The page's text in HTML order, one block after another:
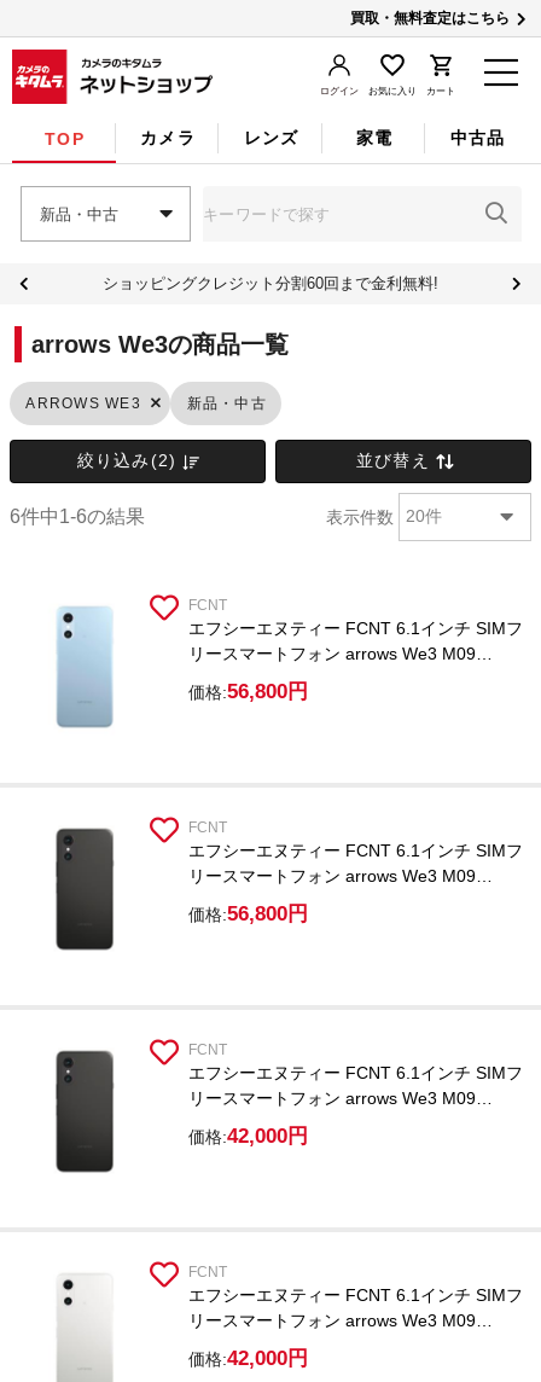
買取・無料査定はこちら
ログイン お気に入り カート
TOP カメラ レンズ 家電 中古品
新品・中古
ショッピングクレジット分割60回まで金利無料!
arrows We3の商品一覧
ARROWS WE3 新品・中古
絞り込み(2) 並び替え
6件中1-6の結果 表示件数 20件
FCNT
エフシーエヌティー FCNT 6.1インチ SIMフ
リースマートフォン arrows We3 M09
PBC00002JP ライトブルー /Dimensity
6300/RAM 8GB/ROM 128GB/Android 16
価格:56,800円
FCNT
エフシーエヌティー FCNT 6.1インチ SIMフ
リースマートフォン arrows We3 M09
PBC00000JP /Dimensity 6300/RAM
8GB/ROM 128GB/Android 16
価格:56,800円
FCNT
エフシーエヌティー FCNT 6.1インチ SIMフ
リースマートフォン arrows We3 M09
PBC00014JP ブラック /Dimensity
6300/RAM 4GB/ROM 64GB/Android 16
価格:42,000円
FCNT
エフシーエヌティー FCNT 6.1インチ SIMフ
リースマートフォン arrows We3 M09
PBC00015JP ホワイト /Dimensity
6300/RAM 4GB/ROM 64GB/Android 16
価格:42,000円